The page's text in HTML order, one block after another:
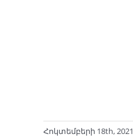
Հոկտեմբերի 18th, 2021